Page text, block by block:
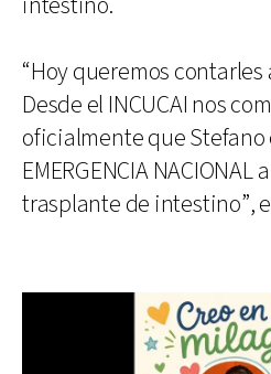
“Hoy queremos
Desde el INCUCAI nos
oficialmente que
EMERGENCIA NACIONAL
trasplante de intestino”,